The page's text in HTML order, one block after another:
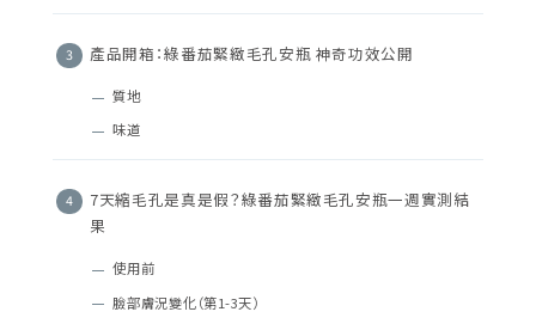
產品開箱：綠番茄緊緻毛孔安瓶 神奇功效公開
質地
味道
7天縮毛孔是真是假？綠番茄緊緻毛孔安瓶一週實測結
果
使用前
臉部膚況變化（第1-3天）